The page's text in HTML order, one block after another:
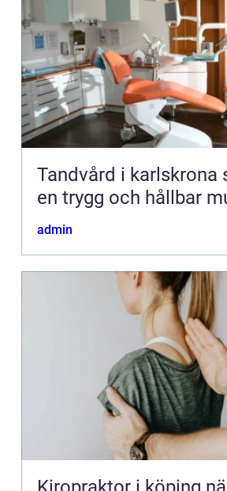
Tandvård i karlskrona så får du
en trygg och hållbar
admin